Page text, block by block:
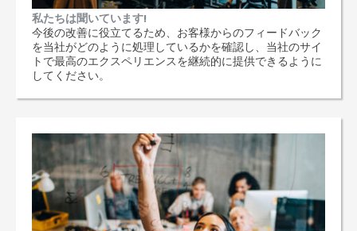
私たちは聞いています!
今後の改善に役立てるため、お客様からのフィードバック
を当社がどのように処理しているかを確認し、当社のサイ
トで最高のエクスペリエンスを継続的に提供できるように
してください。